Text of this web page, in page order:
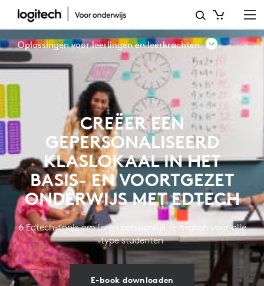
CREËER
EEN
GEPERSONALISEERD
KLASLOKAAL
IN
HET
BASIS-
EN
VOORTGEZET
ONDERWIJS
MET
EDTECH
Oplossingen voor leerlingen en leerkrachten
CREËER EEN
GEPERSONALISEERD
KLASLOKAAL IN HET
BASIS- EN VOORTGEZET
ONDERWIJS MET EDTECH
6 Edtech-tools om leren persoonlijk te maken voor alle
type studenten
E-book downloaden